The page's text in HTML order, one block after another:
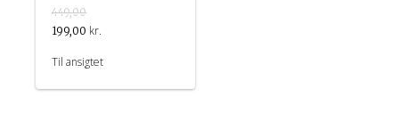
449,00
199,00 kr.
Til ansigtet